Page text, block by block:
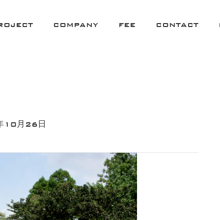
COMPANY FEE CONTACT
10月26日